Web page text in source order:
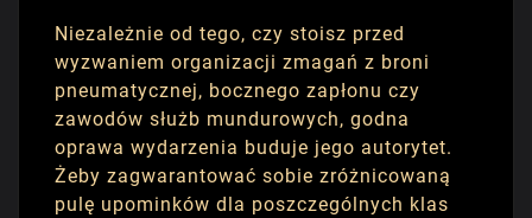
Niezależnie od tego, czy stoisz przed
wyzwaniem organizacji zmagań z broni
pneumatycznej, bocznego zapłonu czy
zawodów służb mundurowych, godna
oprawa wydarzenia buduje jego autorytet.
Żeby zagwarantować sobie zróżnicowaną
pulę upominków dla poszczególnych klas